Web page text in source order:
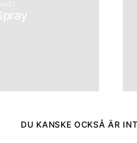
DU KANSKE OCKSÅ ÄR